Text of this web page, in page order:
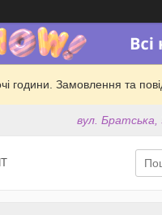
години. Замовлення та
вул. Братська,